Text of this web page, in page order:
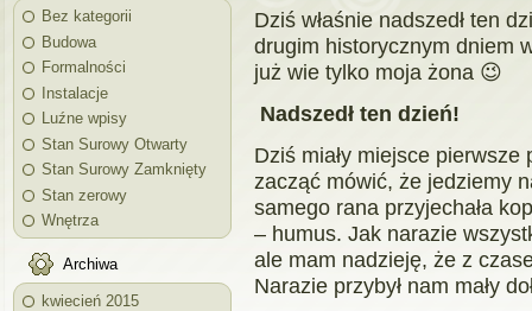
Bez kategorii
Budowa
Formalności
Instalacje
Luźne wpisy
Stan Surowy Otwarty
Stan Surowy Zamknięty
Stan zerowy
Wnętrza
Archiwa
kwiecień 2015
Dziś właśnie nadszedł ten
drugim historycznym dniem
już wie tylko moja żona 😉
Nadszedł ten dzień!
Dziś miały miejsce
zacząć mówić, że jedziemy
samego rana przyjechała
– humus. Jak narazie
ale mam nadzieję, że z
Narazie przybył nam mały